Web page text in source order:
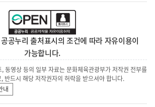
공누리 출처표시의 조건에 따라 자유이용이
가능합니다.
동영상 등의 일부 자료는 문화체육관광부가 저작권 전부를
반드시 해당 저작권자의 허락을 받으셔야 합니다.
내